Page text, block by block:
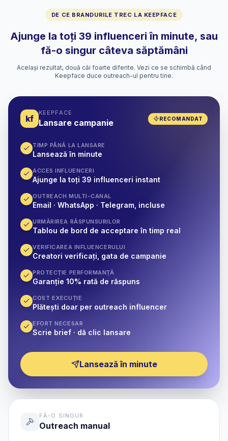
DE CE BRANDURILE TREC LA KEEPFACE
Ajunge la toți 39 influenceri în minute, sau
fă-o singur câteva săptămâni
Același rezultat, două căi foarte diferite. Vezi ce se schimbă când
Keepface duce outreach-ul pentru tine.
kf
KEEPFACE
Lansare campanie RECOMANDAT
TIMP PÂNĂ LA LANSARE
Lansează în minute
ACCES INFLUENCERI
Ajunge la toți 39 influenceri instant
OUTREACH MULTI-CANAL
Email · WhatsApp · Telegram, incluse
URMĂRIREA RĂSPUNSURILOR
Tablou de bord de acceptare în timp real
VERIFICAREA INFLUENCERULUI
Creatori verificați, gata de campanie
PROTECȚIE PERFORMANȚĂ
Garanție 10% rată de răspuns
COST EXECUȚIE
Plătești doar per outreach influencer
EFORT NECESAR
Scrie brief · dă clic lansare
Lansează în minute
FĂ-O SINGUR
Outreach manual